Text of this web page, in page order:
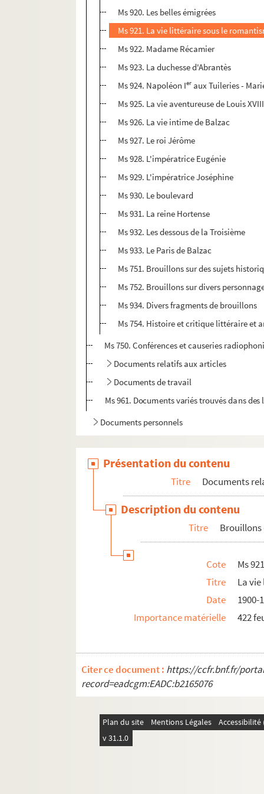
Ms 920. Les belles émigrées
Ms 921. La vie littéraire sous le
Ms 922. Madame Récamier
Ms 923. La duchesse d'Abrantès
Ms 924. Napoléon Ier aux Tuileries -
Ms 925. La vie aventureuse de Louis XVIII
Ms 926. La vie intime de Balzac
Ms 927. Le roi Jérôme
Ms 928. L'impératrice Eugénie
Ms 929. L'impératrice Joséphine
Ms 930. Le boulevard
Ms 931. La reine Hortense
Ms 932. Les dessous de la Troisième
Ms 933. Le Paris de Balzac
Ms 751. Brouillons sur des sujets
Ms 752. Brouillons sur divers
Ms 934. Divers fragments de brouillons
Ms 754. Histoire et critique littéraire et
Ms 750. Conférences et causeries
Documents relatifs aux articles
Documents de travail
Ms 961. Documents variés trouvés dans
Documents personnels
Présentation du contenu
Titre Documents
Description du contenu
Titre Brouillons
Cote
Ms
Titre
La
Date
1900-
Importance matérielle
422
Citer ce document : https://ccfr.bnf.fr/
record=eadcgm:EADC:b2165076
Plan du site Mentions Légales
v 31.1.0